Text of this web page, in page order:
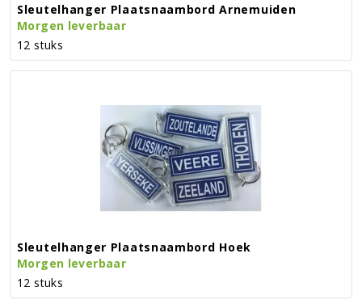
Sleutelhanger Plaatsnaambord Arnemuiden
Morgen leverbaar
12 stuks
Sleutelhanger Plaatsnaambord Hoek
Morgen leverbaar
12 stuks